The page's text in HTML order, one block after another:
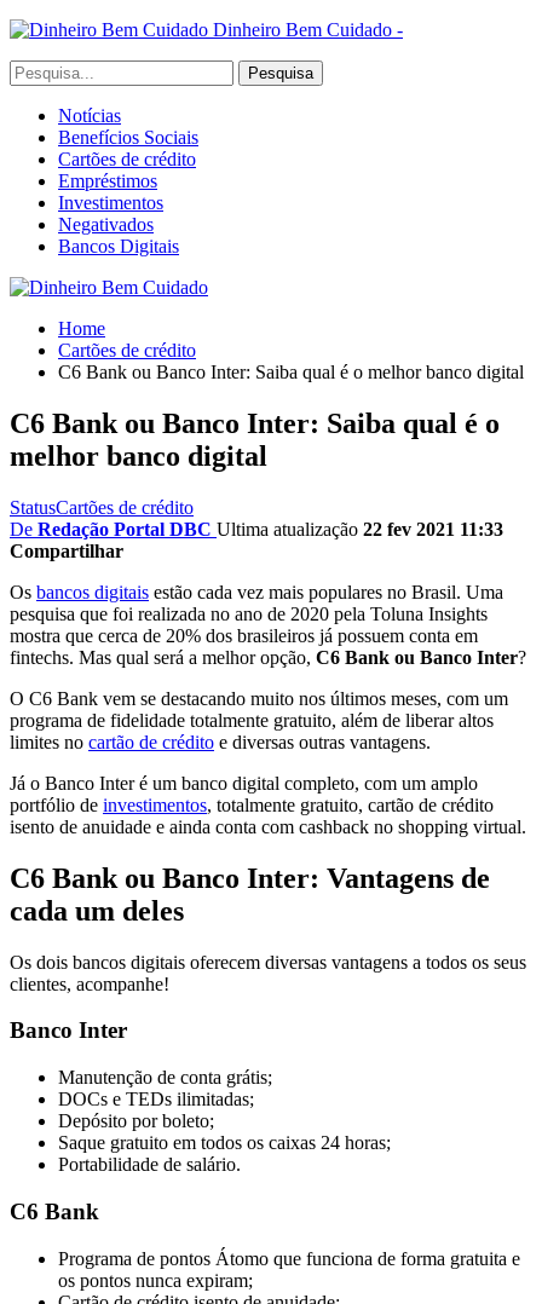
Dinheiro Bem Cuidado -
Notícias
Benefícios Sociais
Cartões de crédito
Empréstimos
Investimentos
Negativados
Bancos Digitais
Home
Cartões de crédito
C6 Bank ou Banco Inter: Saiba qual é o melhor banco digital
C6 Bank ou Banco Inter: Saiba qual é o
melhor banco digital
StatusCartões de crédito
De Redação Portal DBC Ultima atualização 22 fev 2021 11:33
Compartilhar
Os bancos digitais estão cada vez mais populares no Brasil. Uma
pesquisa que foi realizada no ano de 2020 pela Toluna Insights
mostra que cerca de 20% dos brasileiros já possuem conta em
fintechs. Mas qual será a melhor opção, C6 Bank ou Banco Inter?
O C6 Bank vem se destacando muito nos últimos meses, com um
programa de fidelidade totalmente gratuito, além de liberar altos
limites no cartão de crédito e diversas outras vantagens.
Já o Banco Inter é um banco digital completo, com um amplo
portfólio de investimentos, totalmente gratuito, cartão de crédito
isento de anuidade e ainda conta com cashback no shopping virtual.
C6 Bank ou Banco Inter: Vantagens de
cada um deles
Os dois bancos digitais oferecem diversas vantagens a todos os seus
clientes, acompanhe!
Banco Inter
Manutenção de conta grátis;
DOCs e TEDs ilimitadas;
Depósito por boleto;
Saque gratuito em todos os caixas 24 horas;
Portabilidade de salário.
C6 Bank
Programa de pontos Átomo que funciona de forma gratuita e
os pontos nunca expiram;